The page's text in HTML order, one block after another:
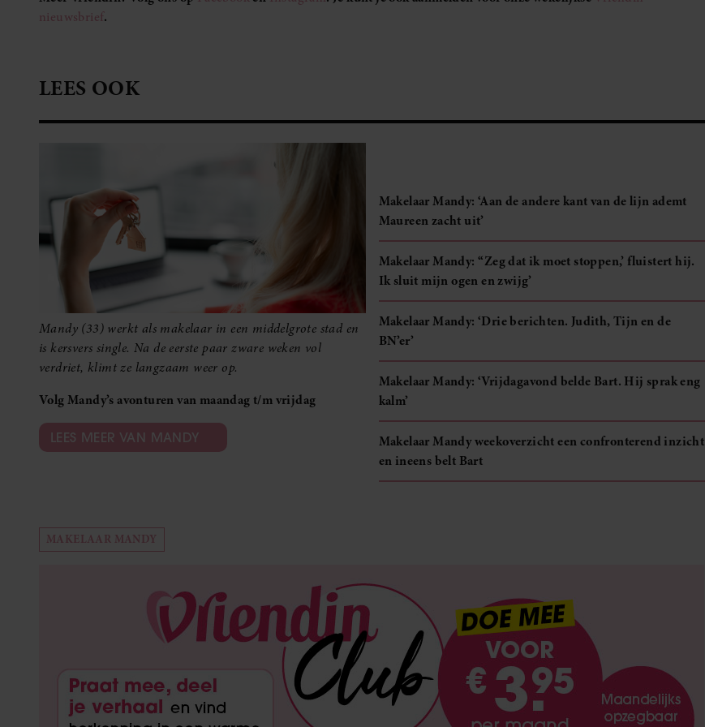
nieuwsbrief.
LEES OOK
Mandy (33) werkt als makelaar in een middelgrote stad en
is kersvers single. Na de eerste paar zware weken vol
verdriet, klimt ze langzaam weer op.
Volg Mandy’s avonturen van maandag t/m vrijdag
LEES MEER VAN MANDY
Makelaar Mandy: ‘Aan de andere kant van de lijn ademt
Maureen zacht uit’
Makelaar Mandy: ‘‘Zeg dat ik moet stoppen,’ fluistert hij.
Ik sluit mijn ogen en zwijg’
Makelaar Mandy: ‘Drie berichten. Judith, Tijn en de
BN’er’
Makelaar Mandy: ‘Vrijdagavond belde Bart. Hij sprak eng
kalm’
Makelaar Mandy weekoverzicht een confronterend inzicht
en ineens belt Bart
MAKELAAR MANDY